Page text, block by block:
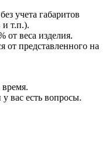
учета габаритов
т.п.).
от веса изделия.
от представленного на
вас есть вопросы.